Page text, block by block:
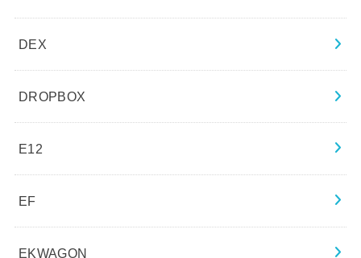
DEX
DROPBOX
E12
EF
EKWAGON